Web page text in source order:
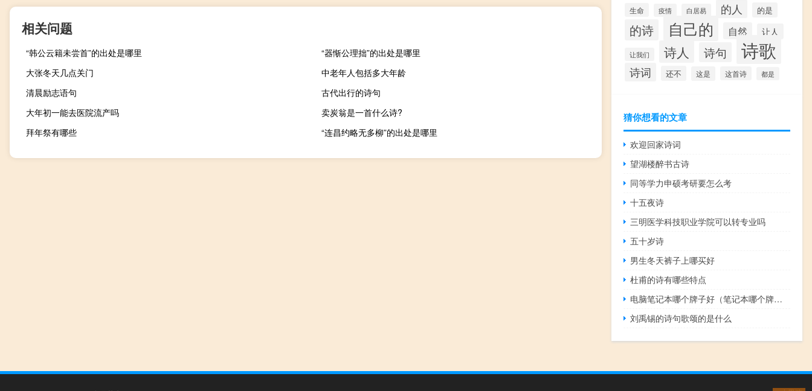
相关问题
“韩公云籍未尝首”的出处是哪里
“器惭公理拙”的出处是哪里
大张冬天几点关门
中老年人包括多大年龄
清晨励志语句
古代出行的诗句
大年初一能去医院流产吗
卖炭翁是一首什么诗?
拜年祭有哪些
“连昌约略无多柳”的出处是哪里
生命 疫情 白居易 的人 的是
的诗 自己的 自然 让人
让我们 诗人 诗句 诗歌
诗词 还不 这是 这首诗 都是
猜你想看的文章
欢迎回家诗词
望湖楼醉书古诗
同等学力申硕考研要怎么考
十五夜诗
三明医学科技职业学院可以转专业吗
五十岁诗
男生冬天裤子上哪买好
杜甫的诗有哪些特点
电脑笔记本哪个牌子好（笔记本哪个牌子最好）
刘禹锡的诗句歌颂的是什么